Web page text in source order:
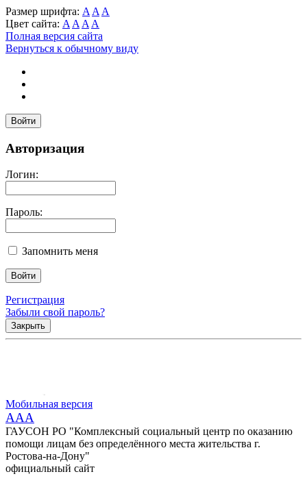
Размер шрифта: A A A
Цвет сайта: A A A A
Полная версия сайта
Вернуться к обычному виду
Войти
Авторизация
Логин:
Пароль:
Запомнить меня
Регистрация
Забыли свой пароль?
Закрыть
Мобильная версия
AAA
ГАУСОН РО "Комплексный социальный центр по оказанию
помощи лицам без определённого места жительства г.
Ростова-на-Дону"
официальный сайт